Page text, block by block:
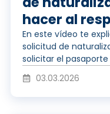
hacer al
En este vídeo te
solicitud de
solicitar el pasaporte
03.03.2026